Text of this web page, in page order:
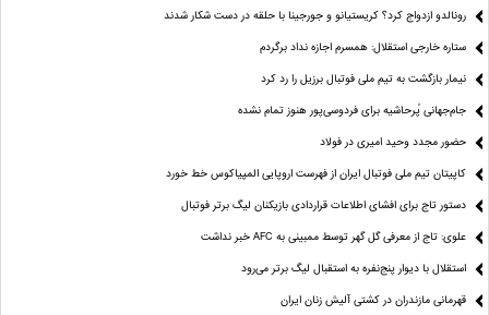
رونالدو ازدواج کرد؟ کریستیانو و جورجینا با حلقه در دست شکار شدند
ستاره خارجی استقلال: همسرم اجازه نداد برگردم
نیمار بازگشت به تیم ملی فوتبال برزیل را رد کرد
جام‌جهانی پُرحاشیه برای فردوسی‌پور هنوز تمام نشده
حضور مجدد وحید امیری در فولاد
کاپیتان تیم ملی فوتبال ایران از فهرست اروپایی المپیاکوس خط خورد
دستور تاج برای افشای اطلاعات قراردادی بازیکنان لیگ برتر فوتبال
علوی: تاج از معرفی گل گهر توسط ممبینی به AFC خبر نداشت
استقلال با دیوار پنج‌نفره به استقبال لیگ برتر می‌رود
قهرمانی مازندران در کشتی آلیش زنان ایران